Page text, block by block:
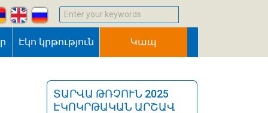
Enter your keywords
Էկո կրթություն Կապ
ՏԱՐՎԱ ԹՌՉՈՒՆ 2025
ԷԿՈԿՐԹԱԿԱՆ ԱՐՇԱՎ